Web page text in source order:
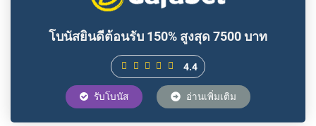
โบนัสยินดีต้อนรับ 150% สูงสุด 7500 บาท
4.4
รับโบนัส อ่านเพิ่มเติม